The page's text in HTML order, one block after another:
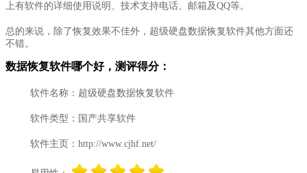
上有软件的详细使用说明、技术支持电话、邮箱及QQ等。
总的来说，除了恢复效果不佳外，超级硬盘数据恢复软件其他方面还
不错。
数据恢复软件哪个好，测评得分：
软件名称：超级硬盘数据恢复软件
软件类型：国产共享软件
软件主页：http://www.cjhf.net/